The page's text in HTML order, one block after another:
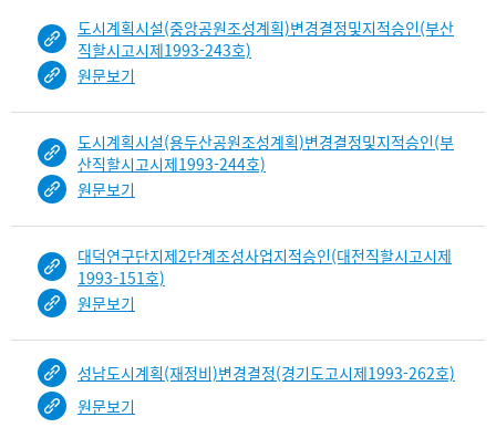
도시계획시설(중앙공원조성계획)변경결정및지적승인(부산
직할시고시제1993-243호)
원문보기
도시계획시설(용두산공원조성계획)변경결정및지적승인(부
산직할시고시제1993-244호)
원문보기
대덕연구단지제2단계조성사업지적승인(대전직할시고시제
1993-151호)
원문보기
성남도시계획(재정비)변경결정(경기도고시제1993-262호)
원문보기